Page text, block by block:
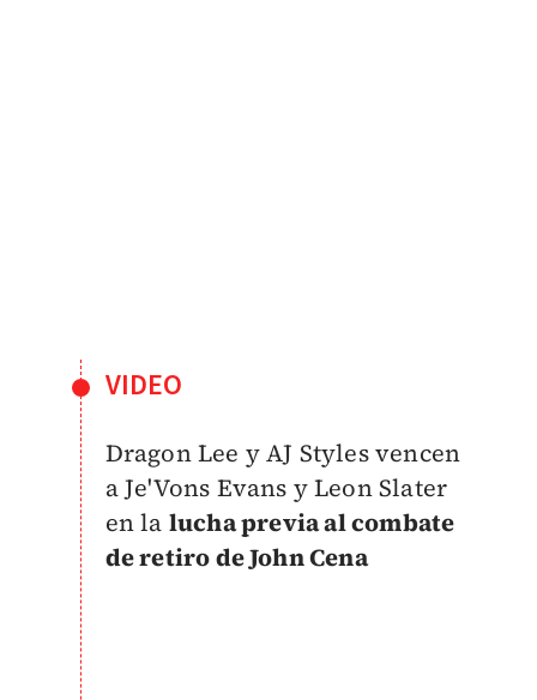
VIDEO
Dragon Lee y AJ Styles vencen
a Je'Vons Evans y Leon Slater
en la lucha previa al combate
de retiro de John Cena